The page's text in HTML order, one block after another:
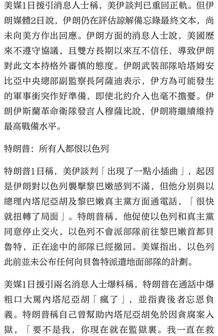
美媒1日援引消息人士稱，美伊談判已重回正軌。但伊
朗媒體2日說，伊朗仍在評估諒解備忘錄最終文本，尚
未向美方作出回應。伊朗方面的消息人士說，美國歷
來不遵守協議，且雙方長期以來互不信任，導致伊朗
對此文本持格外審慎的態度。伊朗武裝部隊哈塔姆安
比亞中央總部副監察長阿薩迪表示，伊方為可能發生
的軍事衝突作好準備，即使北約介入也毫不擔憂。伊
朗伊斯蘭革命衛隊發言人穆薩比說，伊朗將繼續維持
最高戰備水平。
特朗普：所有人都恨以色列
特朗普1日稱，美伊談判「出現了一點小插曲」，起因
是伊朗對以色列襲擊黎巴嫩感到不滿，但他分別與以
總理內塔尼亞胡及黎巴嫩真主黨方面通電話，「很快
就扭轉了局面」。特朗普稱，他促使以色列和真主黨
同意停止交火，以色列不會派部隊前往黎巴嫩首都貝
魯特，正在途中的部隊已經撤回。美媒指出，以色列
此前並未公布任何向貝魯特派遣地面部隊的計劃。
美媒1日援引兩名消息人士爆料稱，特朗普在通話中爆
粗口大罵內塔尼亞胡「瘋了」，並指責後者忘恩負
義。特朗普稱自己曾幫助內塔尼亞胡免於因貪腐案入
獄，「要不是我，你現在就在監獄裏。我一直在救